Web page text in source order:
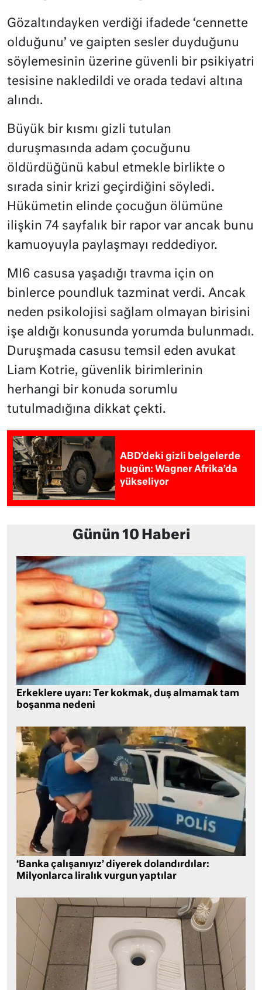
Gözaltındayken verdiği ifadede ‘cennette
olduğunu’ ve gaipten sesler duyduğunu
söylemesinin üzerine güvenli bir psikiyatri
tesisine nakledildi ve orada tedavi altına
alındı.
Büyük bir kısmı gizli tutulan
duruşmasında adam çocuğunu
öldürdüğünü kabul etmekle birlikte o
sırada sinir krizi geçirdiğini söyledi.
Hükümetin elinde çocuğun ölümüne
ilişkin 74 sayfalık bir rapor var ancak bunu
kamuoyuyla paylaşmayı reddediyor.
MI6 casusa yaşadığı travma için on
binlerce poundluk tazminat verdi. Ancak
neden psikolojisi sağlam olmayan birisini
işe aldığı konusunda yorumda bulunmadı.
Duruşmada casusu temsil eden avukat
Liam Kotrie, güvenlik birimlerinin
herhangi bir konuda sorumlu
tutulmadığına dikkat çekti.
ABD’deki gizli belgelerde
bugün: Wagner Afrika’da
yükseliyor
Günün 10 Haberi
Erkeklere uyarı: Ter kokmak, duş almamak tam
boşanma nedeni
‘Banka çalışanıyız’ diyerek dolandırdılar:
Milyonlarca liralık vurgun yaptılar